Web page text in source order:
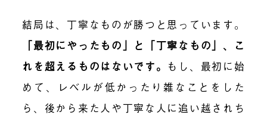
結局は、丁寧なものが勝つと思っています。
「最初にやったもの」と「丁寧なもの」、こ
れを超えるものはないです。 もし、最初に始
めて、レベルが低かったり雑なことをした
ら、後から来た人や丁寧な人に追い越されち